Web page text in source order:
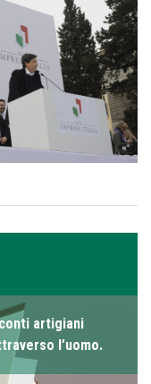
artigiani
l’uomo.